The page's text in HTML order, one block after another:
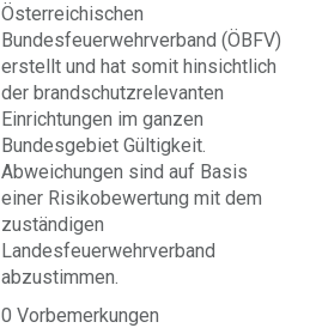
Österreichischen
Bundesfeuerwehrverband (ÖBFV)
erstellt und hat somit hinsichtlich
der brandschutzrelevanten
Einrichtungen im ganzen
Bundesgebiet Gültigkeit.
Abweichungen sind auf Basis
einer Risikobewertung mit dem
zuständigen
Landesfeuerwehrverband
abzustimmen.
0 Vorbemerkungen